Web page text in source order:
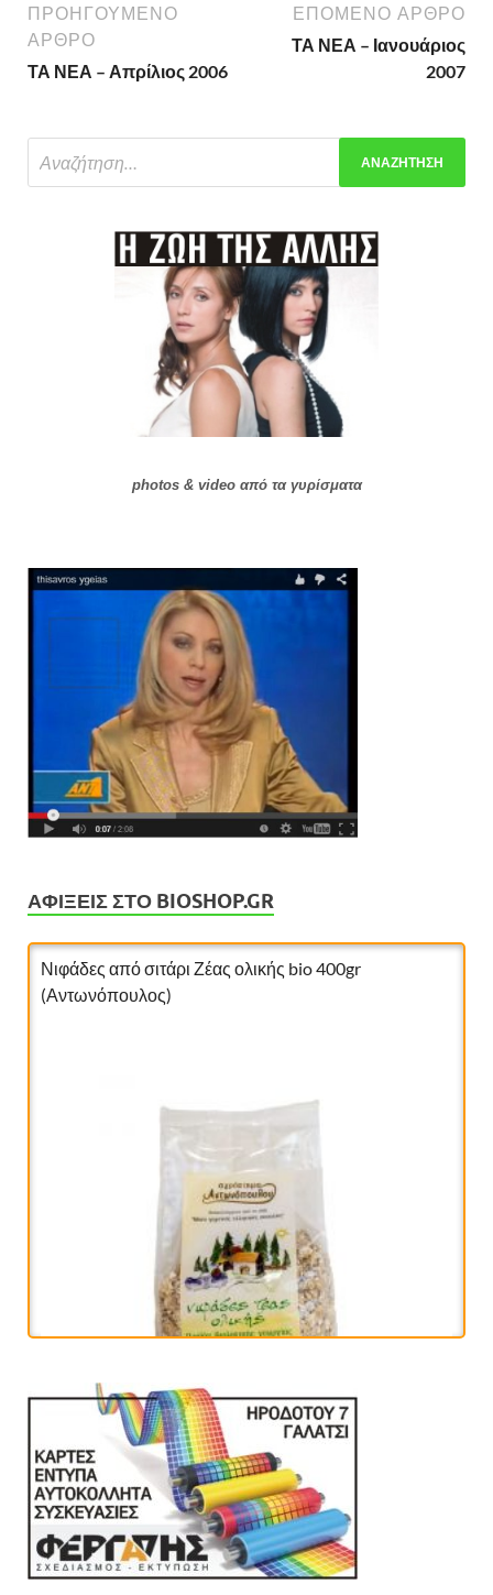
ΠΡΟΗΓΟΎΜΕΝΟ
ΆΡΘΡΟ
ΤΑ ΝΕΑ – Απρίλιος 2006
ΕΠΌΜΕΝΟ ΆΡΘΡΟ
ΤΑ ΝΕΑ – Ιανουάριος
2007
photos & video από τα γυρίσματα
ΑΦΊΞΕΙΣ ΣΤΟ BIOSHOP.GR
Νιφάδες από σιτάρι Ζέας ολικής bio 400gr
(Αντωνόπουλος)
Πίτουρο βρώμης Ελληνικό Bio 300gr
(ΑΝΤΩΝΟΠΟΥΛΟΣ)